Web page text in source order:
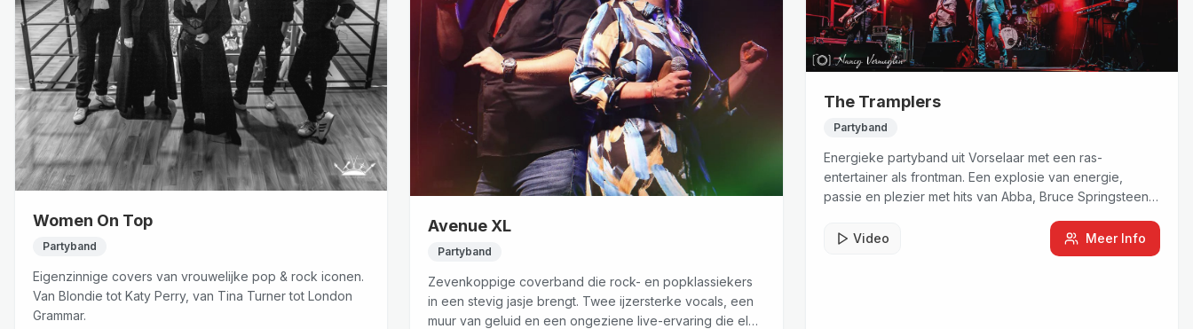
Women On Top
Partyband
Eigenzinnige covers van vrouwelijke pop & rock iconen.
Van Blondie tot Katy Perry, van Tina Turner tot London
Grammar.
Avenue XL
Partyband
Zevenkoppige coverband die rock- en popklassiekers
in een stevig jasje brengt. Twee ijzersterke vocals, een
muur van geluid en een ongeziene live-ervaring die elk
The Tramplers
Partyband
Energieke partyband uit Vorselaar met een ras-
entertainer als frontman. Een explosie van energie,
passie en plezier met hits van Abba, Bruce Springsteen
Video
Meer Info